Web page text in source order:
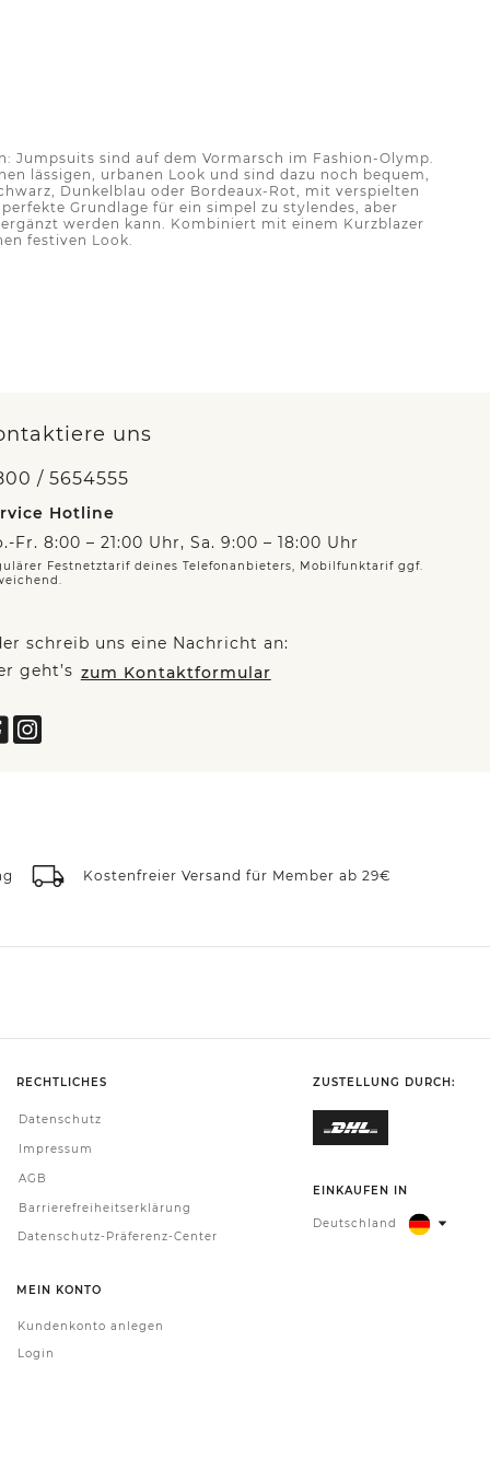
Jumpsuits sind auf dem Vormarsch im Fashion-Olymp.
lässigen, urbanen Look und sind dazu noch bequem,
Dunkelblau oder Bordeaux-Rot, mit verspielten
Grundlage für ein simpel zu stylendes, aber
werden kann. Kombiniert mit einem Kurzblazer
festiven Look.
uns
/ 5654555
Hotline
Fr. 8:00 – 21:00 Uhr, Sa. 9:00 – 18:00 Uhr
Festnetztarif deines Telefonanbieters, Mobilfunktarif ggf.
schreib uns eine Nachricht an:
geht’s zum Kontaktformular
Kostenfreier Versand für Member ab 29€
RECHTLICHES
Datenschutz
Impressum
AGB
Barrierefreiheitserklärung
Datenschutz-Präferenz-Center
MEIN KONTO
Kundenkonto anlegen
Login
ZUSTELLUNG DURCH:
EINKAUFEN IN
Deutschland